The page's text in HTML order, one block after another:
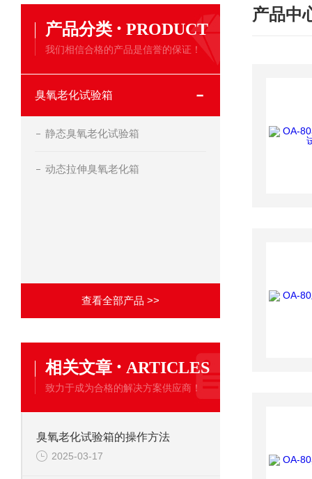
产品分类 · PRODUCT
我们相信合格的产品是信誉的保证！
臭氧老化试验箱
静态臭氧老化试验箱
动态拉伸臭氧老化箱
查看全部产品 >>
相关文章 · ARTICLES
致力于成为合格的解决方案供应商！
臭氧老化试验箱的操作方法
2025-03-17
产品中